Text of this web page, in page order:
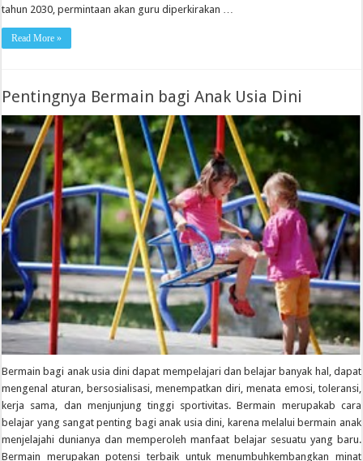
tahun 2030, permintaan akan guru diperkirakan …
Read More »
Pentingnya Bermain bagi Anak Usia Dini
Bermain bagi anak usia dini dapat mempelajari dan belajar banyak hal, dapat
mengenal aturan, bersosialisasi, menempatkan diri, menata emosi, toleransi,
kerja sama, dan menjunjung tinggi sportivitas. Bermain merupakab cara
belajar yang sangat penting bagi anak usia dini, karena melalui bermain anak
menjelajahi dunianya dan memperoleh manfaat belajar sesuatu yang baru.
Bermain merupakan potensi terbaik untuk menumbuhkembangkan minat